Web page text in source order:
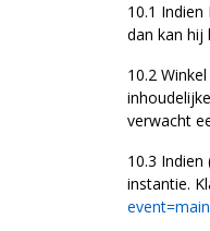
10.1
dan kan hij
10.2
verwacht
10.3
instantie.